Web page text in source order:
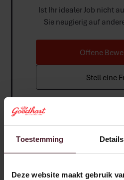
Toestemming Details
Deze website maakt gebruik
Ist Ihr idealer Job nicht
Sie neugierig auf
Offene
Stell eine